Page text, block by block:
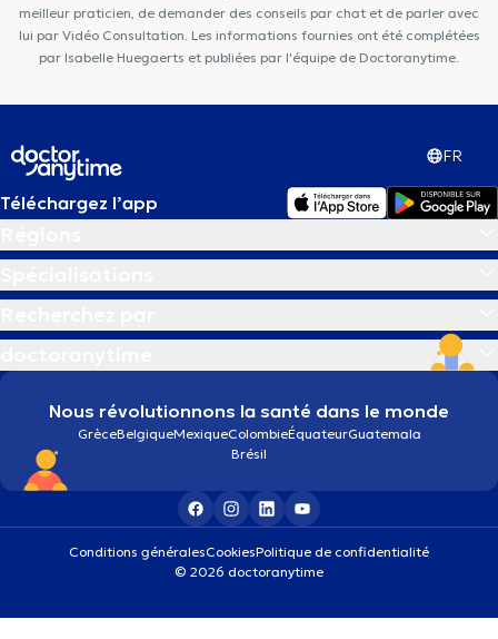
meilleur praticien, de demander des conseils par chat et de parler avec
lui par Vidéo Consultation. Les informations fournies ont été complétées
par Isabelle Huegaerts et publiées par l'équipe de Doctoranytime.
FR
Téléchargez l’app
Nous révolutionnons la santé dans le monde
GrèceBelgiqueMexiqueColombieÉquateurGuatemala
Brésil
Conditions généralesCookiesPolitique de confidentialité
© 2026 doctoranytime